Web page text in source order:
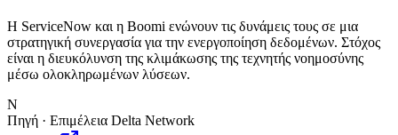
Η ServiceNow και η Boomi ενώνουν τις δυνάμεις τους σε μια
στρατηγική συνεργασία για την ενεργοποίηση δεδομένων. Στόχος
είναι η διευκόλυνση της κλιμάκωσης της τεχνητής νοημοσύνης
μέσω ολοκληρωμένων λύσεων.
N
Πηγή · Επιμέλεια Delta Network